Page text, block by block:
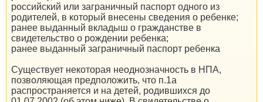
российский или заграничный паспорт одного из
родителей, в который внесены сведения о ребенке;
ранее выданный вкладыш о гражданстве в
свидетельство о рождении ребенка;
ранее выданный заграничный паспорт ребенка
Существует некоторая неоднозначность в НПА,
позволяющая предположить, что п.1a
распространяется и на детей, родившихся до